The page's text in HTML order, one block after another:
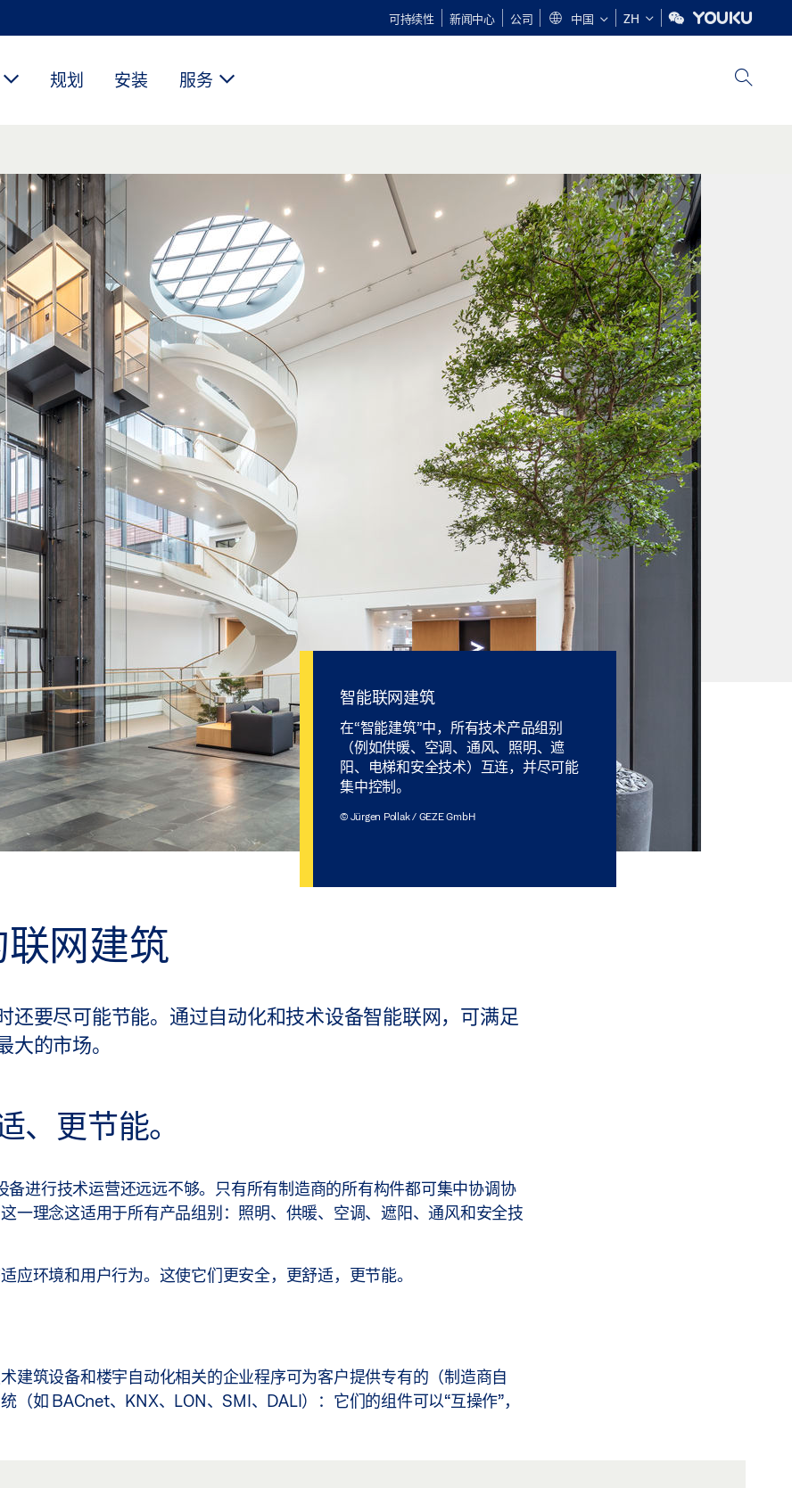
可持续性 新闻中心 公司 中国 ZH
规划 安装 服务
智能联网建筑
在“智能建筑”中，所有技术产品组别
（例如供暖、空调、通风、照明、遮
阳、电梯和安全技术）互连，并尽可能
集中控制。
© Jürgen Pollak / GEZE GmbH
网建筑
还要尽可能节能。通过自动化和技术设备智能联网，可满足
大的市场。
、更节能。
备进行技术运营还远远不够。只有所有制造商的所有构件都可集中协调协
一理念这适用于所有产品组别：照明、供暖、空调、遮阳、通风和安全技
应环境和用户行为。这使它们更安全，更舒适，更节能。
建筑设备和楼宇自动化相关的企业程序可为客户提供专有的（制造商自
（如 BACnet、KNX、LON、SMI、DALI）：它们的组件可以“互操作”，